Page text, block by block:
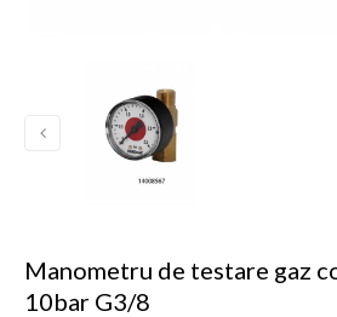
Manometru de testare gaz
10bar G3/8